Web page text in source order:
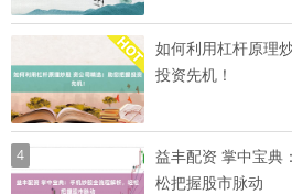
如何利用杠杆原理
投资先机！
4
益丰配资 掌中宝典
松把握股市脉动